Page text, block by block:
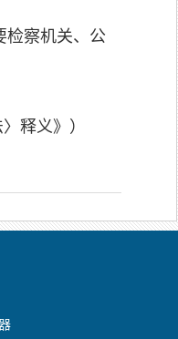
检察机关、公
释义》）